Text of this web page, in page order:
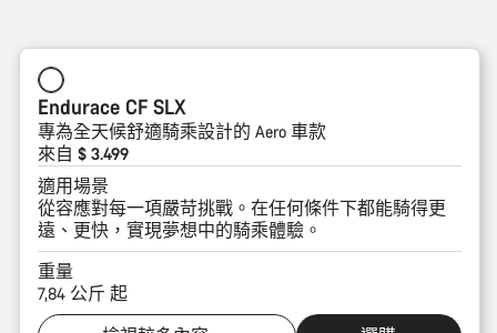
Endurace CF SLX
專為全天候舒適騎乘設計的 Aero 車款
來自 $ 3.499
適用場景
從容應對每一項嚴苛挑戰。在任何條件下都能騎得更
遠、更快，實現夢想中的騎乘體驗。
重量
7,84 公斤 起